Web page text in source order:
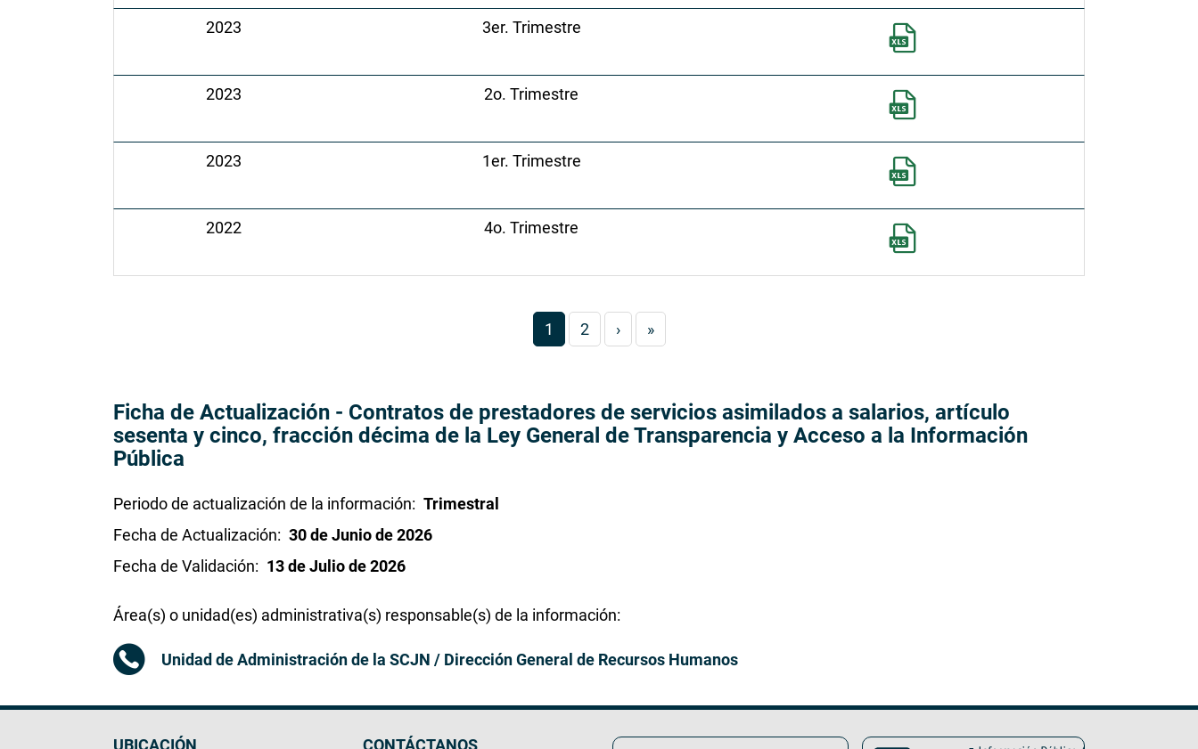
2023 3er. Trimestre
2023 2o. Trimestre
2023 1er. Trimestre
2022 4o. Trimestre
Página
actual
1 Página
2
Siguiente
página
›
Última
página
»
Ficha de Actualización - Contratos de prestadores de servicios asimilados a salarios, artículo
sesenta y cinco, fracción décima de la Ley General de Transparencia y Acceso a la Información
Pública
Periodo de actualización de la información
Trimestral
Fecha de Actualización
30 de Junio de 2026
Fecha de Validación
13 de Julio de 2026
Área(s) o unidad(es) administrativa(s) responsable(s) de la información
Unidad de Administración de la SCJN / Dirección General de Recursos Humanos
UBICACIÓN CONTÁCTANOS